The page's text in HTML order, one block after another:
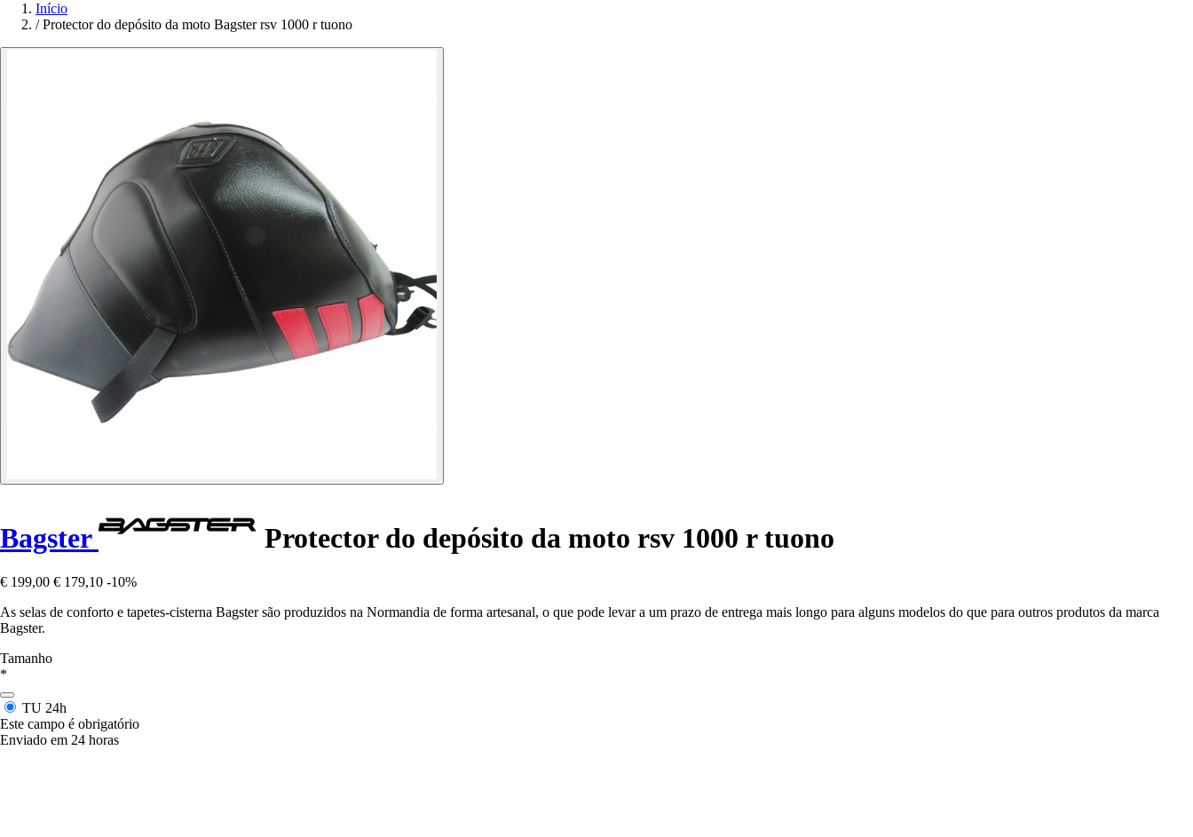
Início
/ Protector do depósito da moto Bagster rsv 1000 r tuono
Bagster Protector do depósito da moto rsv 1000 r tuono
€ 199,00 € 179,10 -10%
As selas de conforto e tapetes-cisterna Bagster são produzidos na Normandia de forma artesanal, o que pode levar a um prazo de entrega mais longo para alguns modelos do que para outros produtos da marca
Bagster.
Tamanho
*
TU 24h
Este campo é obrigatório
Enviado em 24 horas